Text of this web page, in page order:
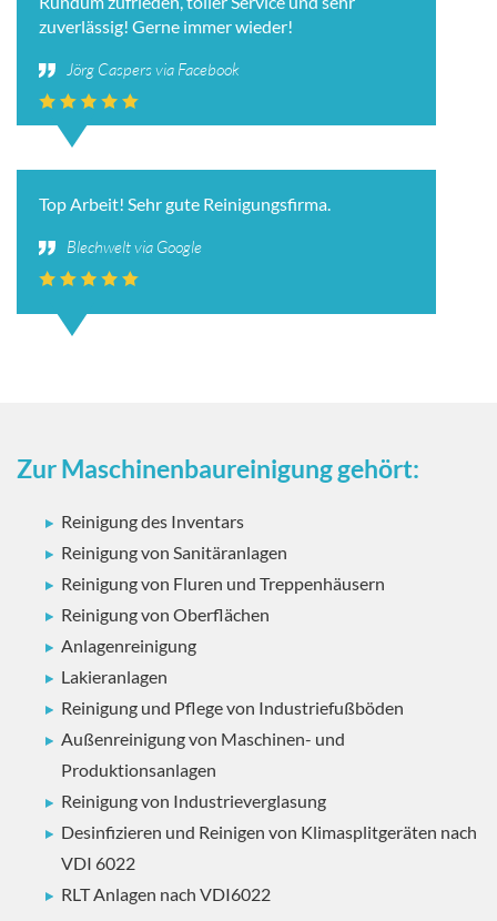
zuverlässig! Gerne immer wieder!
Jörg Caspers via Facebook
Top Arbeit! Sehr gute Reinigungsfirma.
Blechwelt via Google
Zur Maschinenbaureinigung gehört:
Reinigung des Inventars
Reinigung von Sanitäranlagen
Reinigung von Fluren und Treppenhäusern
Reinigung von Oberflächen
Anlagenreinigung
Lakieranlagen
Reinigung und Pflege von Industriefußböden
Außenreinigung von Maschinen- und
Produktionsanlagen
Reinigung von Industrieverglasung
Desinfizieren und Reinigen von Klimasplitgeräten nach
VDI 6022
RLT Anlagen nach VDI6022